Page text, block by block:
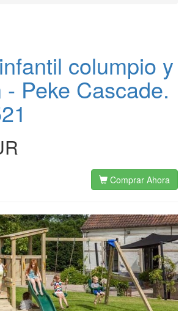
columpio y
Peke Cascade.
Comprar Ahora